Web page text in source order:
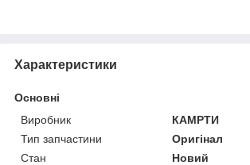
Характеристики
Основні
Виробник
КАМРТИ
Тип запчастини
Оригінал
Стан
Новий